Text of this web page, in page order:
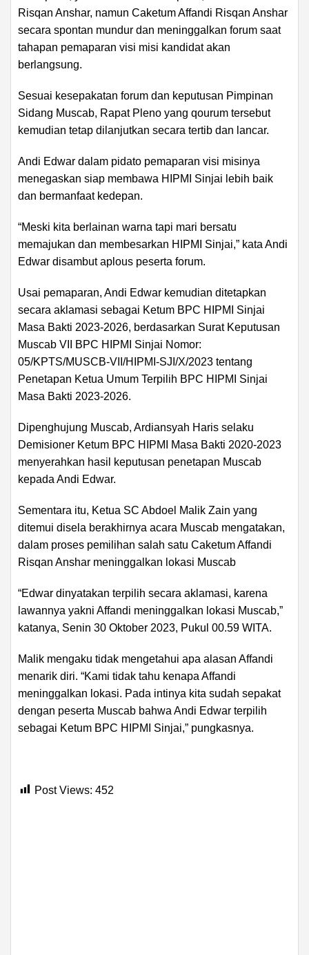
Risqan Anshar, namun Caketum Affandi Risqan Anshar
secara spontan mundur dan meninggalkan forum saat
tahapan pemaparan visi misi kandidat akan
berlangsung.
Sesuai kesepakatan forum dan keputusan Pimpinan
Sidang Muscab, Rapat Pleno yang qourum tersebut
kemudian tetap dilanjutkan secara tertib dan lancar.
Andi Edwar dalam pidato pemaparan visi misinya
menegaskan siap membawa HIPMI Sinjai lebih baik
dan bermanfaat kedepan.
“Meski kita berlainan warna tapi mari bersatu
memajukan dan membesarkan HIPMI Sinjai,” kata Andi
Edwar disambut aplous peserta forum.
Usai pemaparan, Andi Edwar kemudian ditetapkan
secara aklamasi sebagai Ketum BPC HIPMI Sinjai
Masa Bakti 2023-2026, berdasarkan Surat Keputusan
Muscab VII BPC HIPMI Sinjai Nomor:
05/KPTS/MUSCB-VII/HIPMI-SJI/X/2023 tentang
Penetapan Ketua Umum Terpilih BPC HIPMI Sinjai
Masa Bakti 2023-2026.
Dipenghujung Muscab, Ardiansyah Haris selaku
Demisioner Ketum BPC HIPMI Masa Bakti 2020-2023
menyerahkan hasil keputusan penetapan Muscab
kepada Andi Edwar.
Sementara itu, Ketua SC Abdoel Malik Zain yang
ditemui disela berakhirnya acara Muscab mengatakan,
dalam proses pemilihan salah satu Caketum Affandi
Risqan Anshar meninggalkan lokasi Muscab
“Edwar dinyatakan terpilih secara aklamasi, karena
lawannya yakni Affandi meninggalkan lokasi Muscab,”
katanya, Senin 30 Oktober 2023, Pukul 00.59 WITA.
Malik mengaku tidak mengetahui apa alasan Affandi
menarik diri. “Kami tidak tahu kenapa Affandi
meninggalkan lokasi. Pada intinya kita sudah sepakat
dengan peserta Muscab bahwa Andi Edwar terpilih
sebagai Ketum BPC HIPMI Sinjai,” pungkasnya.
Post Views: 452